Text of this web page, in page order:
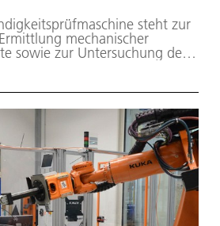
steht zur
mechanischer
sowie zur Untersuchung des
kann dabei bis zu 500000-mal
im Standardversuch unter